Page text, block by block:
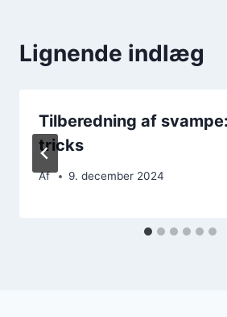
Lignende indlæg
Tilberedning af
tricks
Af 9. december 2024